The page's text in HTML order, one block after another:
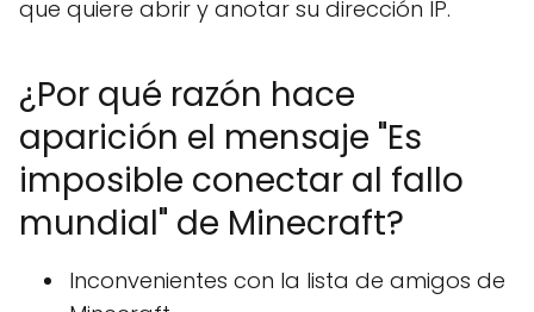
que quiere abrir y anotar su dirección IP.
¿Por qué razón hace
aparición el mensaje "Es
imposible conectar al fallo
mundial" de Minecraft?
Inconvenientes con la lista de amigos de